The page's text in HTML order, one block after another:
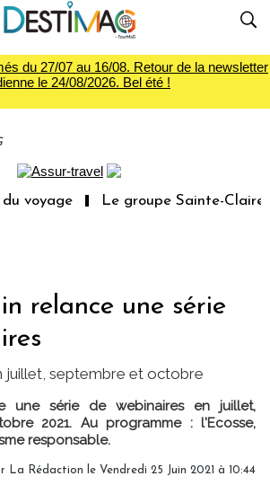
du 27/07 au 16/08. Retour de la newsletter
le 24/08/2026. Bel été !
voyage Le groupe Sainte-Claire
relance une série
juillet, septembre et octobre
une série de webinaires en juillet,
2021. Au programme : l'Ecosse,
responsable.
La Rédaction le Vendredi 25 Juin 2021 à 10:44